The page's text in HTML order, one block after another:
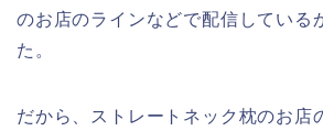
のお店のラインなどで配信している
た。
だから、ストレートネック枕のお店